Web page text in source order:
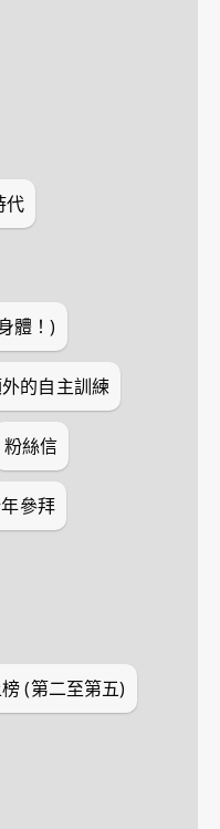
代
體！)
的自主訓練
粉絲信
參拜
(第二至第五)